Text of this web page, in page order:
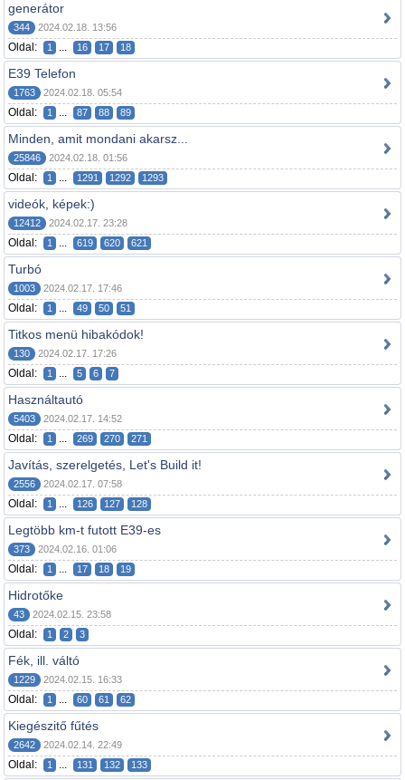
generátor
344 2024.02.18. 13:56
Oldal: 1 ... 16 17 18
E39 Telefon
1763 2024.02.18. 05:54
Oldal: 1 ... 87 88 89
Minden, amit mondani akarsz...
25846 2024.02.18. 01:56
Oldal: 1 ... 1291 1292 1293
videók, képek:)
12412 2024.02.17. 23:28
Oldal: 1 ... 619 620 621
Turbó
1003 2024.02.17. 17:46
Oldal: 1 ... 49 50 51
Titkos menü hibakódok!
130 2024.02.17. 17:26
Oldal: 1 ... 5 6 7
Használtautó
5403 2024.02.17. 14:52
Oldal: 1 ... 269 270 271
Javítás, szerelgetés, Let's Build it!
2556 2024.02.17. 07:58
Oldal: 1 ... 126 127 128
Legtöbb km-t futott E39-es
373 2024.02.16. 01:06
Oldal: 1 ... 17 18 19
Hidrotőke
43 2024.02.15. 23:58
Oldal: 1 2 3
Fék, ill. váltó
1229 2024.02.15. 16:33
Oldal: 1 ... 60 61 62
Kiegészitő fűtés
2642 2024.02.14. 22:49
Oldal: 1 ... 131 132 133